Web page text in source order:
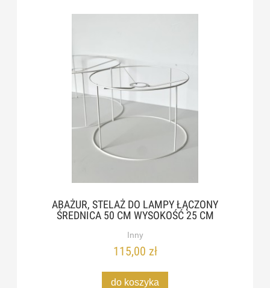
ABAŻUR, STELAŻ DO LAMPY ŁĄCZONY
ŚREDNICA 50 CM WYSOKOŚĆ 25 CM
Inny
115,00 zł
do koszyka